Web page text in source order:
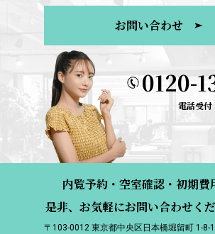
お問い合わせ
0120-
電話受付
内覧予約・空室確認・初期費
是非、お気軽にお問い合わせくだ
〒103-0012 東京都中央区日本橋堀留町 1-8-